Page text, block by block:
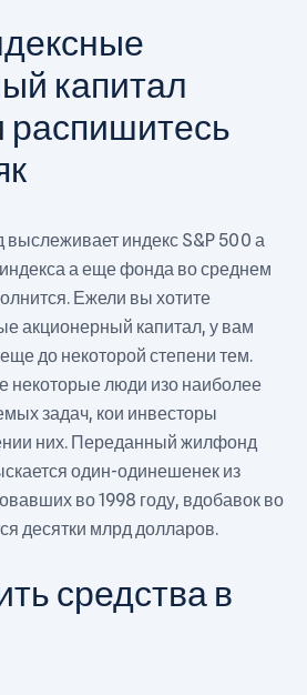
капитал
распишитесь
выслеживает индекс S&P 500 а
индекса а еще фонда во среднем
Ежели вы хотите
акционерный капитал, у вам
до некоторой степени тем.
некоторые люди изо наиболее
задач, кои инвесторы
них. Переданный жилфонд
один-одинешенек из
во 1998 году, вдобавок во
десятки млрд долларов.
средства в